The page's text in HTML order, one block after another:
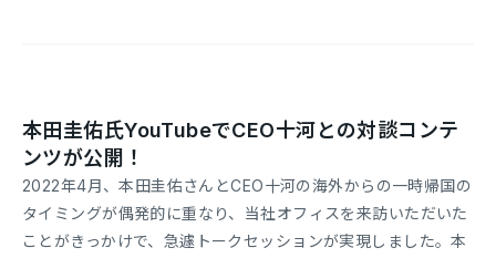
本田圭佑氏YouTubeでCEO十河との対談コンテ
ンツが公開！
2022年4月、本田圭佑さんとCEO十河の海外からの一時帰国の
タイミングが偶発的に重なり、当社オフィスを来訪いただいた
ことがきっかけで、急遽トークセッションが実現しました。本